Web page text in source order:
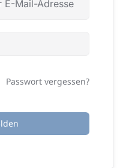
Passwort vergessen?